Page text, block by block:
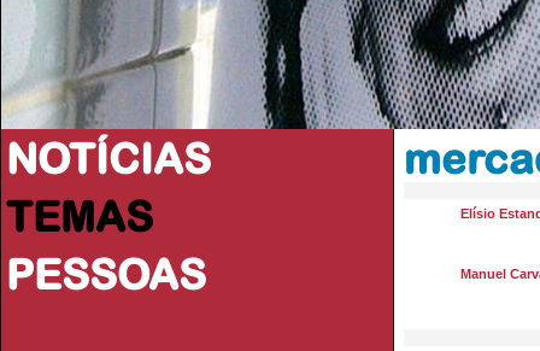
NOTÍCIAS
TEMAS
PESSOAS
Elísio
Manuel